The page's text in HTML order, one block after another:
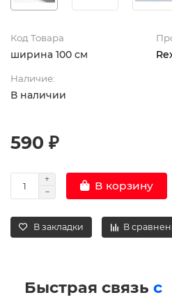
Код Товара
ширина 100 см
Наличие:
В наличии
590 ₽
В корзину
В закладки В
Быстрая связь с